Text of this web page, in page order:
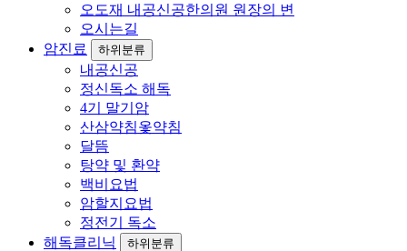
오도재 내공신공한의원 원장의 변
오시는길
암진료
하위분류
내공신공
정신독소 해독
4기 말기암
산삼약침옻약침
달뜸
탕약 및 환약
백비요법
암할지요법
정전기 독소
해독클리닉
하위분류